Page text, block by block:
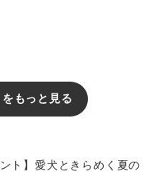
もっと見る
ト】愛犬ときらめく夏の